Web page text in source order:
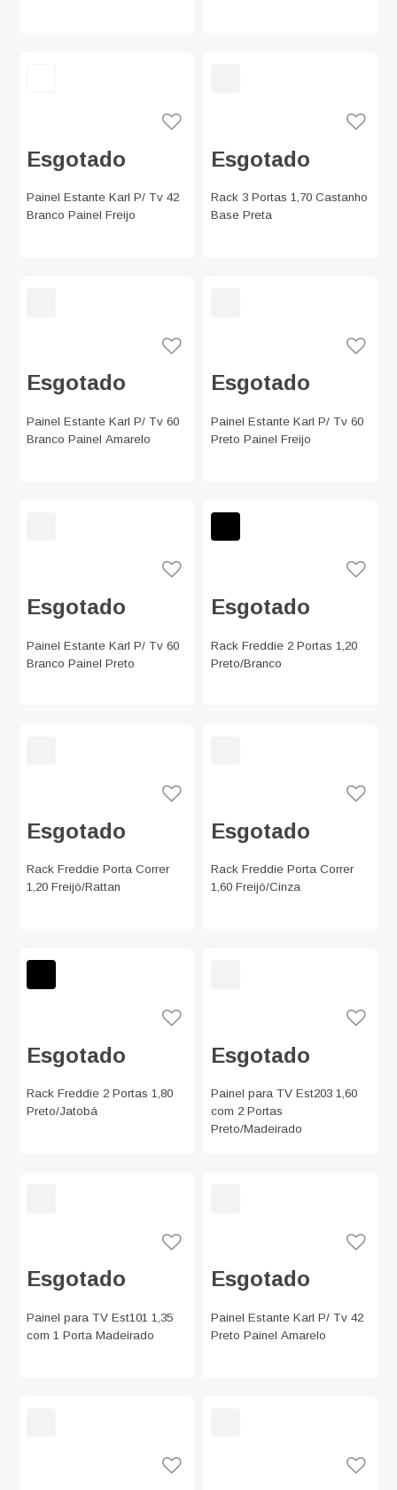
Esgotado
Painel Estante Karl P/ Tv 42
Branco Painel Freijo
Esgotado
Rack 3 Portas 1,70 Castanho
Base Preta
Esgotado
Painel Estante Karl P/ Tv 60
Branco Painel Amarelo
Esgotado
Painel Estante Karl P/ Tv 60
Preto Painel Freijo
Esgotado
Painel Estante Karl P/ Tv 60
Branco Painel Preto
Esgotado
Rack Freddie 2 Portas 1,20
Preto/Branco
Esgotado
Rack Freddie Porta Correr
1,20 Freijó/Rattan
Esgotado
Rack Freddie Porta Correr
1,60 Freijó/Cinza
Esgotado
Rack Freddie 2 Portas 1,80
Preto/Jatobá
Esgotado
Painel para TV Est203 1,60
com 2 Portas
Preto/Madeirado
Esgotado
Painel para TV Est101 1,35
com 1 Porta Madeirado
Esgotado
Painel Estante Karl P/ Tv 42
Preto Painel Amarelo